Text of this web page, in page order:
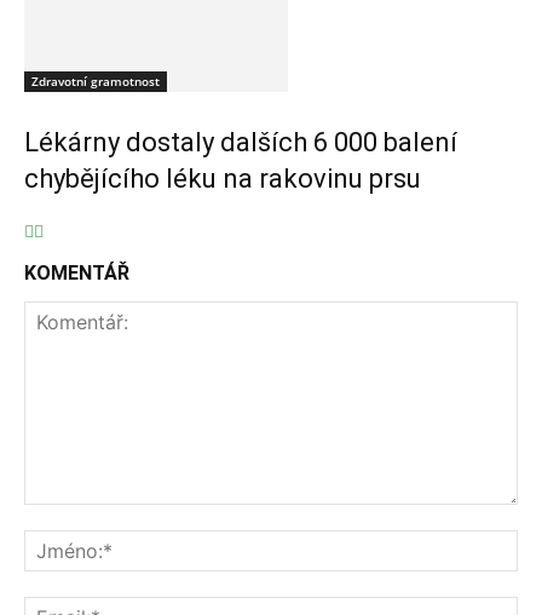
Zdravotní gramotnost
Lékárny dostaly dalších 6 000 balení
chybějícího léku na rakovinu prsu
KOMENTÁŘ